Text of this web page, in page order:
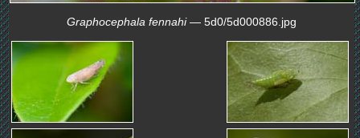
Graphocephala fennahi— 5d0/5d000886.jpg